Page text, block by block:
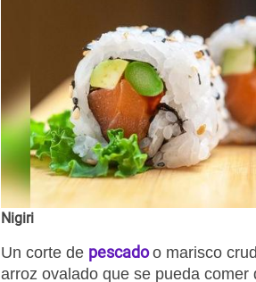
Nigiri
Un corte de pescadoo marisco
arroz ovalado que se pueda comer